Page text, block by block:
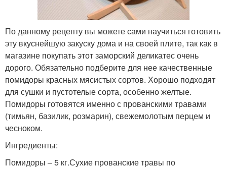
По данному рецепту вы можете сами научиться готовить
эту вкуснейшую закуску дома и на своей плите, так как в
магазине покупать этот заморский деликатес очень
дорого. Обязательно подберите для нее качественные
помидоры красных мясистых сортов. Хорошо подходят
для сушки и пустотелые сорта, особенно желтые.
Помидоры готовятся именно с прованскими травами
(тимьян, базилик, розмарин), свежемолотым перцем и
чесноком.
Ингредиенты:
Помидоры – 5 кг.Сухие прованские травы по